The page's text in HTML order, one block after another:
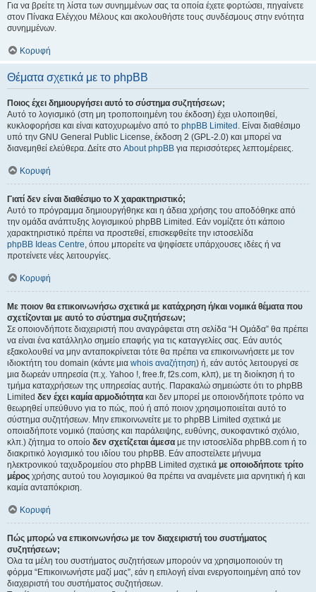
Για να βρείτε τη λίστα των συνημμένων σας τα οποία έχετε φορτώσει, πηγαίνετε
στον Πίνακα Ελέγχου Μέλους και ακολουθήστε τους συνδέσμους στην ενότητα
συνημμένων.
Κορυφή
Θέματα σχετικά με το phpBB
Ποιος έχει δημιουργήσει αυτό το σύστημα συζητήσεων;
Αυτό το λογισμικό (στη μη τροποποιημένη του έκδοση) έχει υλοποιηθεί,
κυκλοφορήσει και είναι κατοχυρωμένο από το phpBB Limited . Είναι διαθέσιμο
υπό την GNU General Public License, έκδοση 2 (GPL-2.0) και μπορεί να
διανεμηθεί ελεύθερα. Δείτε στο About phpBB για περισσότερες λεπτομέρειες.
Κορυφή
Γιατί δεν είναι διαθέσιμο το Χ χαρακτηριστικό;
Αυτό το πρόγραμμα δημιουργήθηκε και η άδεια χρήσης του αποδόθηκε από
την ομάδα ανάπτυξης λογισμικού phpBB Limited. Εάν νομίζετε ότι κάποιο
χαρακτηριστικό πρέπει να προστεθεί, επισκεφθείτε την ιστοσελίδα
phpBB Ideas Centre, όπου μπορείτε να ψηφίσετε υπάρχουσες ιδέες ή να
προτείνετε νέες λειτουργίες.
Κορυφή
Με ποιον θα επικοινωνήσω σχετικά με κατάχρηση ή/και νομικά θέματα που
σχετίζονται με αυτό το σύστημα συζητήσεων;
Σε οποιονδήποτε διαχειριστή που αναγράφεται στη σελίδα “Η Ομάδα” θα πρέπει
να είναι ένα κατάλληλο σημείο επαφής για τις καταγγελίες σας. Εάν αυτός
εξακολουθεί να μην ανταποκρίνεται τότε θα πρέπει να επικοινωνήσετε με τον
ιδιοκτήτη του domain (κάντε μια whois αναζήτηση) ή, εάν αυτός λειτουργεί σε
μια δωρεάν υπηρεσία (π.χ. Yahoo !, free.fr, f2s.com, κλπ), με τη διοίκηση ή το
τμήμα καταχρήσεων της υπηρεσίας αυτής. Παρακαλώ σημειώστε ότι το phpBB
Limited δεν έχει καμία αρμοδιότητα και δεν μπορεί με οποιονδήποτε τρόπο να
θεωρηθεί υπεύθυνο για το πώς, πού ή από ποιον χρησιμοποιείται αυτό το
σύστημα συζητήσεων. Μην επικοινωνείτε με το phpBB Limited σχετικά με
οποιαδήποτε νομικό (παύσης και παράλειψης, ευθύνης, συκοφαντικό σχόλιο,
κλπ.) ζήτημα το οποίο δεν σχετίζεται άμεσα με την ιστοσελίδα phpBB.com ή το
διακριτικό λογισμικό του ιδίου του phpBB. Εάν αποστείλετε μήνυμα
ηλεκτρονικού ταχυδρομείου στο phpBB Limited σχετικά με οποιοδήποτε τρίτο
μέρος χρήσης αυτού του λογισμικού θα πρέπει να αναμένετε μια αρνητική ή και
καμία ανταπόκριση.
Κορυφή
Πώς μπορώ να επικοινωνήσω με τον διαχειριστή του συστήματος
συζητήσεων;
Όλα τα μέλη του συστήματος συζητήσεων μπορούν να χρησιμοποιούν τη
φόρμα “Επικοινωνήστε μαζί μας”, εάν η επιλογή είναι ενεργοποιημένη από τον
διαχειριστή του συστήματος συζητήσεων.